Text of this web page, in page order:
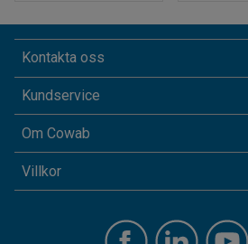
Kontakta oss
Kundservice
Om Cowab
Villkor